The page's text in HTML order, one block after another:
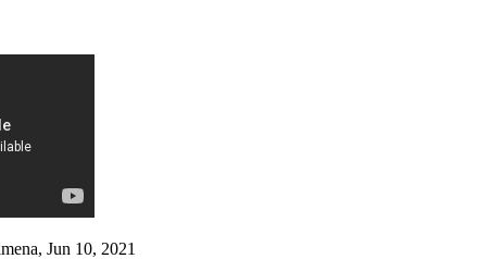
, Jun 10, 2021